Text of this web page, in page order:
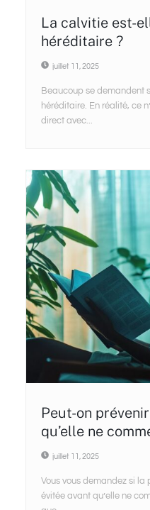
La calvitie est-
héréditaire ?
juillet 11, 2025
Beaucoup se demandent
héréditaire. En réalité, ce
direct avec...
Peut-on
qu’elle ne
juillet 11, 2025
Vous vous demandez si la
évitée avant qu’elle ne